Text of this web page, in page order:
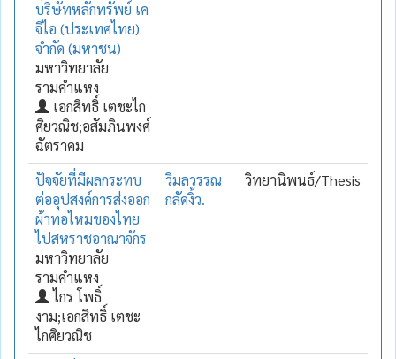
บริษัทหลักทรัพย์ เค
จีไอ (ประเทศไทย)
จำกัด (มหาชน)
มหาวิทยาลัย
รามคำแหง
เอกสิทธิ์ เตชะไก
ศิยวณิช;อสัมภินพงศ์
ฉัตราคม
ปัจจัยที่มีผลกระทบ
ต่ออุปสงค์การส่งออก
ผ้าทอไหมของไทย
ไปสหราชอาณาจักร
มหาวิทยาลัย
รามคำแหง
ไกร โพธิ์
งาม;เอกสิทธิ์ เตชะ
ไกศิยวณิช
วิมลวรรณ
กลัดงิ้ว.
วิทยานิพนธ์/Thesis